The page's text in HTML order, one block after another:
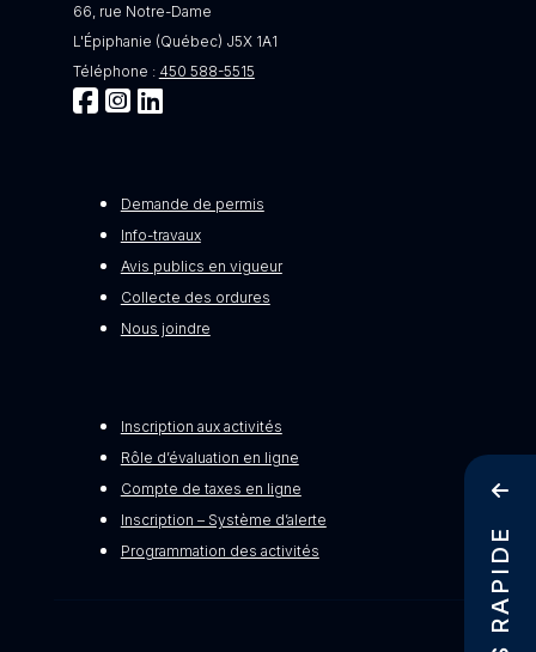
66, rue Notre-Dame
L'Épiphanie (Québec) J5X 1A1
Téléphone : 450 588-5515
Demande de permis
Info-travaux
Avis publics en vigueur
Collecte des ordures
Nous joindre
Inscription aux activités
Rôle d’évaluation en ligne
Compte de taxes en ligne
Inscription – Système d’alerte
Programmation des activités